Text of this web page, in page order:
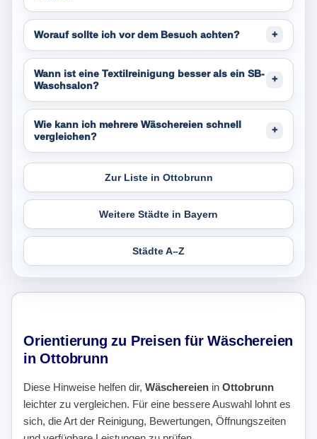
Worauf sollte ich vor dem Besuch achten?
Wann ist eine Textilreinigung besser als ein SB-
Waschsalon?
Wie kann ich mehrere Wäschereien schnell
vergleichen?
Zur Liste in Ottobrunn
Weitere Städte in Bayern
Städte A–Z
Orientierung zu Preisen für Wäschereien
in Ottobrunn
Diese Hinweise helfen dir, Wäschereien in Ottobrunn
leichter zu vergleichen. Für eine bessere Auswahl lohnt es
sich, die Art der Reinigung, Bewertungen, Öffnungszeiten